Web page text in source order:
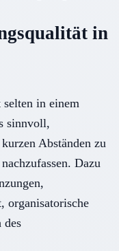
in
selten in einem
sinnvoll,
Abständen zu
Dazu
organisatorische
des